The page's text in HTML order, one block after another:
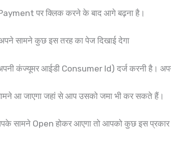
पर क्लिक करने के बाद आगे बढ़ना है।
सामने कुछ इस तरह का पेज दिखाई देगा
कंज्यूमर आईडी Consumer Id) दर्ज करनी है।
आ जाएगा जहां से आप उसको जमा भी कर सकते हैं।
सामने Open होकर आएगा तो आपको कुछ इस प्रकार